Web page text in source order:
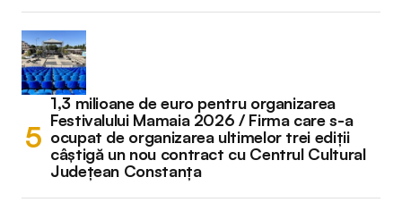
1,3 milioane de euro pentru organizarea
Festivalului Mamaia 2026 / Firma care s-a
ocupat de organizarea ultimelor trei ediții
câștigă un nou contract cu Centrul Cultural
Județean Constanța